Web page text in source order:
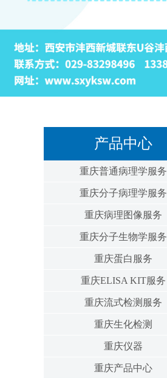
产品中心
重庆普通病理学服务
重庆分子病理学服务
重庆病理图像服务
重庆分子生物学服务
重庆蛋白服务
重庆ELISA KIT服务
重庆流式检测服务
重庆生化检测
重庆仪器
重庆产品中心